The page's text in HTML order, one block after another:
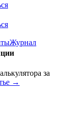
Журнал
за
→